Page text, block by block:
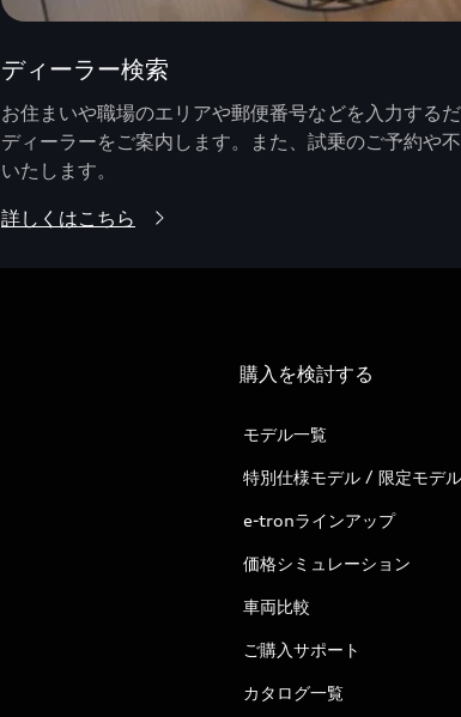
ディーラー検索
お住まいや職場のエリアや郵便番号などを入力する
ディーラーをご案内します。また、試乗のご予約や
いたします。
詳しくはこちら
購入を検討する
モデル一覧
特別仕様モデル / 限定モデル
e-tronラインアップ
価格シミュレーション
車両比較
ご購入サポート
カタログ一覧